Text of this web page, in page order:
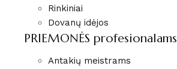
Rinkiniai
Dovanų idėjos
PRIEMONĖS profesionalams
Antakių meistrams